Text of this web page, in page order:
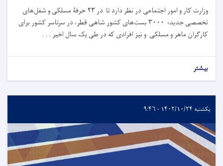
وزارت کار و امور اجتماعی در نظر دارد تا در ۲۳ حرفۀ مسلکی و شغل‌های
تخصصی جدید؛ ۳۰۰۰ بست‌های کشور شاهی قطر، در سرتاسر کشور برای
کارگران ماهر و مسلکی و نیز افرادی که در طی یک سال اخیر . . .
بیشتر
یکشنبه ۱۴۰۲/۱۰/۲۴ - ۹:۴۶